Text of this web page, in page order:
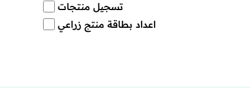
تسجيل منتجات
اعداد بطاقة منتج زراعي